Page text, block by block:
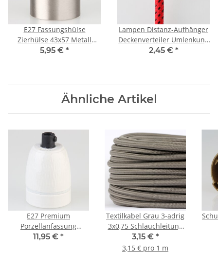
E27 Fassungshülse
Zierhülse 43x57 Metall
Edelstahloptik mit 10,5mm
5,95 € *
Lampen Distanz-Aufhänger
Deckenverteiler Umlenkung
Affenschaukel Kabelhalter
2,45 € *
Ähnliche Artikel
E27 Premium
Porzellanfassung
glasiert mit Kabel
11,95 € *
Textilkabel Grau 3-adrig
3x0,75 Schlauchleitung
3G 0,75 H03VV-F
textilummantelt
3,15 € *
3,15 € pro 1 m